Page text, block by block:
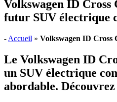
Volkswagen ID Cross
futur SUV électrique
- Accueil » Volkswagen ID Cross
Le Volkswagen ID
un SUV électrique
abordable. Découvrez